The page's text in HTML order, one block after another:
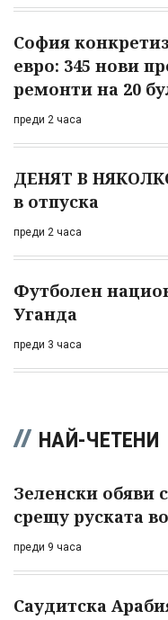
София
евро: 345 нови
ремонти на 20
преди 2 часа
ДЕНЯТ В
в отпуска
преди 2 часа
Футболен
Уганда
преди 3 часа
НАЙ-ЧЕТЕНИ
Зеленски обяви
срещу руската
преди 9 часа
Саудитска